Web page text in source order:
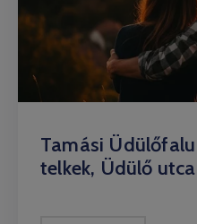
Tamási
telkek, Üdülő utca